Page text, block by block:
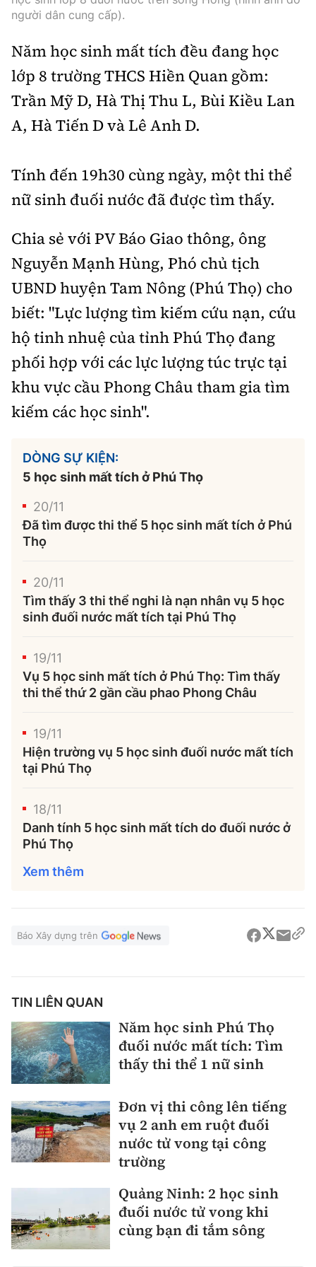
Tổng biên tập:Nguyễn Thị Hồng Nga
Nguyễn Đức Thắng, La Đức Hùng
Hotline:
0901 514 799
Quảng cáo và Phát hành:
0915 057 282
Email:bandoc@baoxaydung.vn
Thông tin tòa
soạn
người dân cung cấp).
Năm học sinh mất tích đều đang học
lớp 8 trường THCS Hiền Quan gồm:
Trần Mỹ D, Hà Thị Thu L, Bùi Kiều Lan
A, Hà Tiến D và Lê Anh D.
Tính đến 19h30 cùng ngày, một thi thể
nữ sinh đuối nước đã được tìm thấy.
Chia sẻ với PV Báo Giao thông, ông
Nguyễn Mạnh Hùng, Phó chủ tịch
UBND huyện Tam Nông (Phú Thọ) cho
biết: "Lực lượng tìm kiếm cứu nạn, cứu
hộ tinh nhuệ của tỉnh Phú Thọ đang
phối hợp với các lực lượng túc trực tại
khu vực cầu Phong Châu tham gia tìm
kiếm các học sinh".
DÒNG SỰ KIỆN:
5 học sinh mất tích ở Phú Thọ
20/11
Đã tìm được thi thể 5 học sinh mất tích ở Phú
Thọ
20/11
Tìm thấy 3 thi thể nghi là nạn nhân vụ 5 học
sinh đuối nước mất tích tại Phú Thọ
19/11
Vụ 5 học sinh mất tích ở Phú Thọ: Tìm thấy
thi thể thứ 2 gần cầu phao Phong Châu
19/11
Hiện trường vụ 5 học sinh đuối nước mất tích
tại Phú Thọ
18/11
Danh tính 5 học sinh mất tích do đuối nước ở
Phú Thọ
Xem thêm
Báo Xây dựng trên
TIN LIÊN QUAN
Năm học sinh Phú Thọ
đuối nước mất tích: Tìm
thấy thi thể 1 nữ sinh
Đơn vị thi công lên tiếng
vụ 2 anh em ruột đuối
nước tử vong tại công
trường
Quảng Ninh: 2 học sinh
đuối nước tử vong khi
cùng bạn đi tắm sông